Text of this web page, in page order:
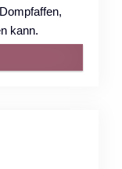
kann.